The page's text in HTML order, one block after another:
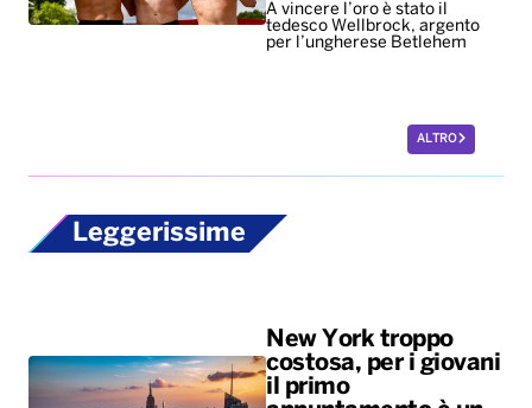
A vincere l’oro è stato il
tedesco Wellbrock, argento
per l’ungherese Betlehem
ALTRO
Leggerissime
New York troppo
costosa, per i giovani
il primo